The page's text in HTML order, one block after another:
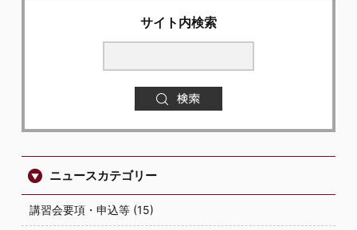
サイト内検索
ニュースカテゴリー
講習会要項・申込等 (15)